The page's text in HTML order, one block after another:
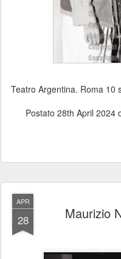
Teatro Argentina. Roma 10
Postato 28th April 2024
APR
28 Maurizio